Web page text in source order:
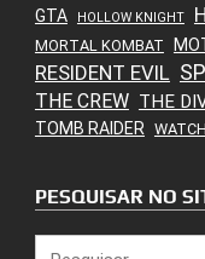
GTA HOLLOW KNIGHT
MORTAL KOMBAT
RESIDENT EVIL
THE CREW THE
TOMB RAIDER
PESQUISAR NO